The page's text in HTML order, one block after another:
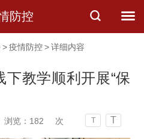
防控
>疫情防控>详细内容
教学顺利开展“保
浏览： 182 次 T T